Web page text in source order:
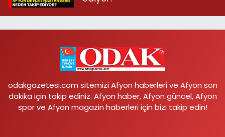
odakgazetesi.com sitemizi Afyon haberleri ve Afyon son
dakika için takip ediniz. Afyon haber, Afyon güncel, Afyon
spor ve Afyon magazin haberleri için bizi takip edin!